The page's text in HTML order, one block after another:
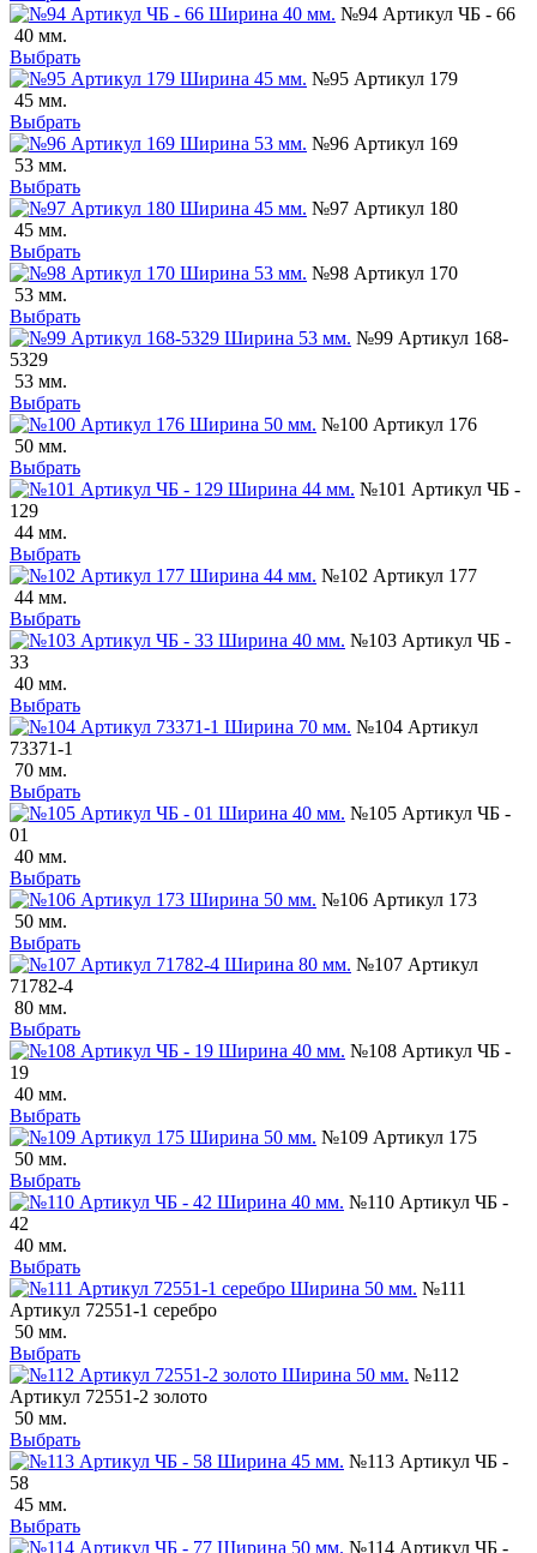
№94 Артикул ЧБ - 66
40 мм.
Выбрать
№95 Артикул 179
45 мм.
Выбрать
№96 Артикул 169
53 мм.
Выбрать
№97 Артикул 180
45 мм.
Выбрать
№98 Артикул 170
53 мм.
Выбрать
№99 Артикул 168-
5329
53 мм.
Выбрать
№100 Артикул 176
50 мм.
Выбрать
№101 Артикул ЧБ -
129
44 мм.
Выбрать
№102 Артикул 177
44 мм.
Выбрать
№103 Артикул ЧБ -
33
40 мм.
Выбрать
№104 Артикул
73371-1
70 мм.
Выбрать
№105 Артикул ЧБ -
01
40 мм.
Выбрать
№106 Артикул 173
50 мм.
Выбрать
№107 Артикул
71782-4
80 мм.
Выбрать
№108 Артикул ЧБ -
19
40 мм.
Выбрать
№109 Артикул 175
50 мм.
Выбрать
№110 Артикул ЧБ -
42
40 мм.
Выбрать
№111
Артикул 72551-1 серебро
50 мм.
Выбрать
№112
Артикул 72551-2 золото
50 мм.
Выбрать
№113 Артикул ЧБ -
58
45 мм.
Выбрать
№114 Артикул ЧБ -